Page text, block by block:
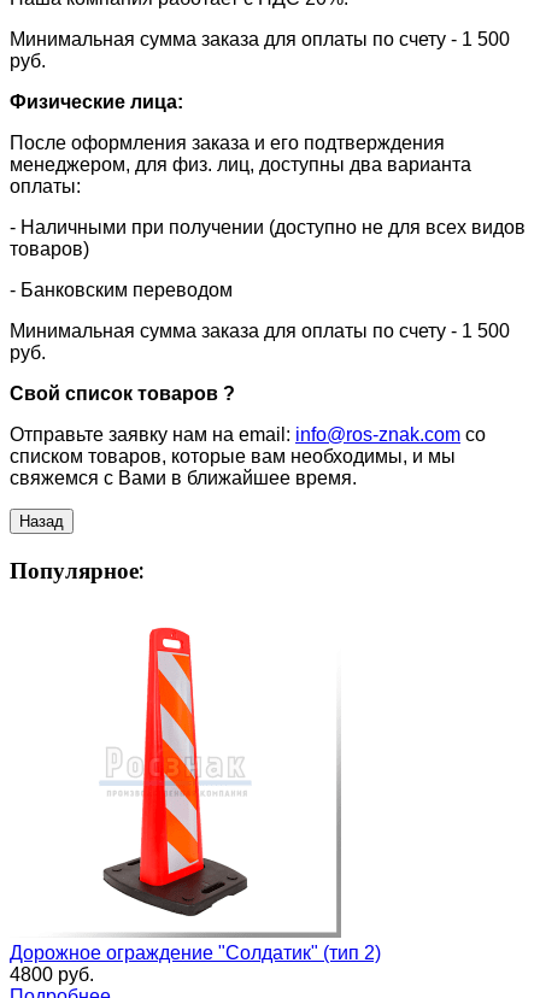
​Минимальная сумма заказа для оплаты по счету - 1 500
руб.
Физические лица:
После оформления заказа и его подтверждения
менеджером, для физ. лиц, доступны два варианта
оплаты:
- Наличными при получении (доступно не для всех видов
товаров)
- Банковским переводом
Минимальная сумма заказа для оплаты по счету - 1 500
руб.
Свой список товаров ?
Отправьте заявку нам на email: info@ros-znak.com со
списком товаров, которые вам необходимы, и мы
свяжемся с Вами в ближайшее время.
Популярное:
Дорожное ограждение "Солдатик" (тип 2)
4800 руб.